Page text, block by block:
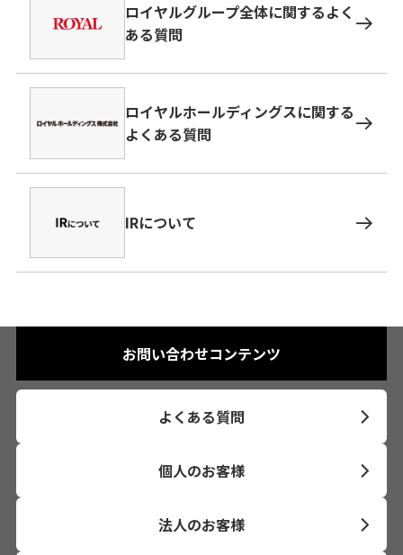
ロイヤルグループ全体に関するよく
ある質問
ロイヤルホールディングスに関する
よくある質問
IRについて
お問い合わせコンテンツ
よくある質問
個人のお客様
法人のお客様